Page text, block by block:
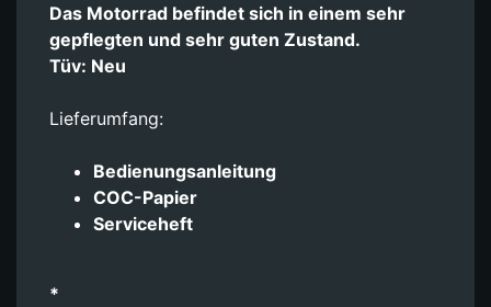
Das Motorrad befindet sich in einem sehr
gepflegten und sehr guten Zustand.
Tüv: Neu
Lieferumfang:
Bedienungsanleitung
COC-Papier
Serviceheft
*